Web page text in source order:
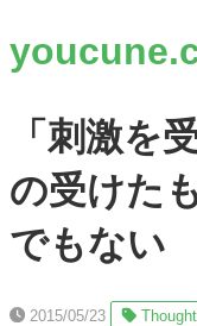
「刺激を
の受けた
でもない
2015/05/23 Thought